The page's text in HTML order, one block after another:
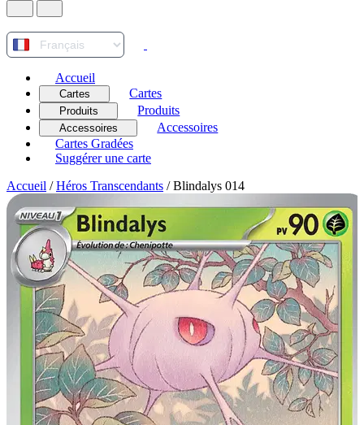
Accueil
Cartes Cartes
Produits Produits
Accessoires
Accessoires
Cartes Gradées
Suggérer une carte
Accueil / Héros Transcendants / Blindalys 014